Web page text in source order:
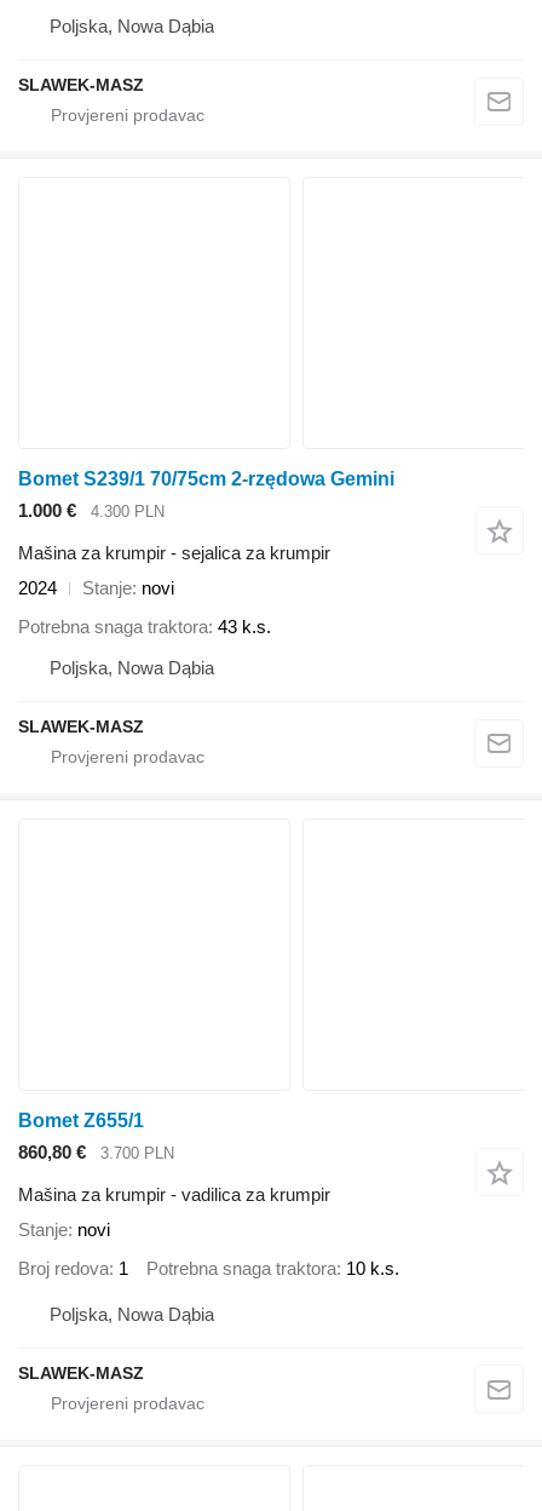
Poljska, Nowa Dąbia
SLAWEK-MASZ
Bomet S239/1 70/75cm 2-rzędowa Gemini
1.000 €
4.300 PLN
Mašina za krumpir - sejalica za krumpir
2024
Stanje novi
Potrebna snaga traktora 43 k.s.
Poljska, Nowa Dąbia
SLAWEK-MASZ
Bomet Z655/1
860,80 €
3.700 PLN
Mašina za krumpir - vadilica za krumpir
Stanje novi
Broj redova 1 Potrebna snaga traktora 10 k.s.
Poljska, Nowa Dąbia
SLAWEK-MASZ